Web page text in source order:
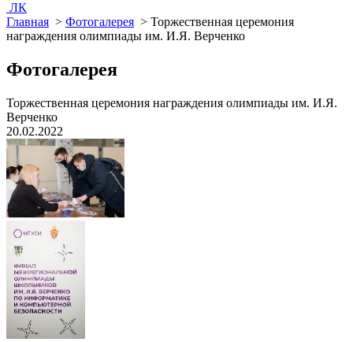
ЛК
Главная > Фотогалерея > Торжественная церемония
награждения олимпиады им. И.Я. Верченко
Фотогалерея
Торжественная церемония награждения олимпиады им. И.Я.
Верченко
20.02.2022